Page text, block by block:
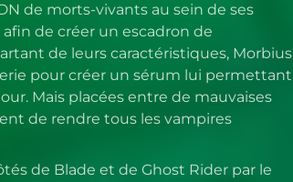
de morts-vivants au sein de ses
de créer un escadron de
de leurs caractéristiques, Morbius
pour créer un sérum lui permettant
Mais placées entre de mauvaises
de rendre tous les vampires
de Blade et de Ghost Rider par le